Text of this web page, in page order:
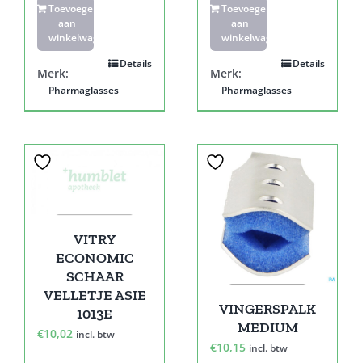
Toevoegen
aan
winkelwagen
Details
Merk:
Pharmaglasses
Toevoegen
aan
winkelwagen
Details
Merk:
Pharmaglasses
VITRY
ECONOMIC
SCHAAR
VELLETJE ASIE
1013E
€10,02 incl. btw
VINGERSPALK
MEDIUM
€10,15 incl. btw